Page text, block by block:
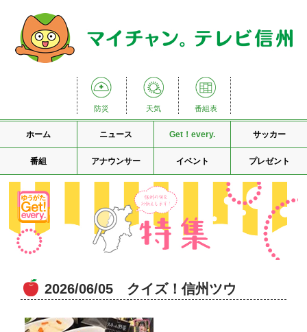
防災 天気 番組表
ホーム ニュース Get！every. サッカー
番組 アナウンサー イベント プレゼント
2026/06/05 クイズ！信州ツウ